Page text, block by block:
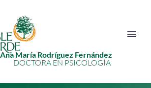
Ana María Rodríguez Fernández
DOCTORA EN PSICOLOGÍA